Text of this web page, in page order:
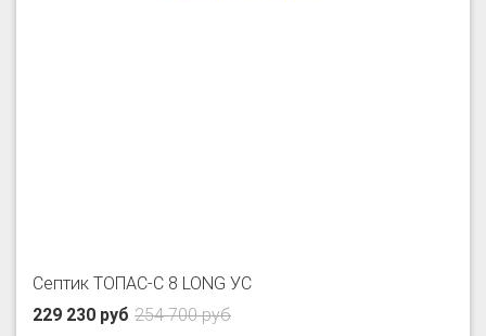
Септик ТОПАС-С 8 LONG УС
254 700 руб
229 230 руб